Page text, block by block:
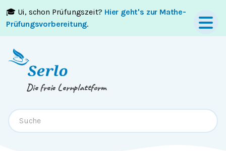
🎓 Ui, schon Prüfungszeit? Hier geht's zur Mathe-
Prüfungsvorbereitung.
Springe zumInhaltoderFooter
Die freie Lernplattform